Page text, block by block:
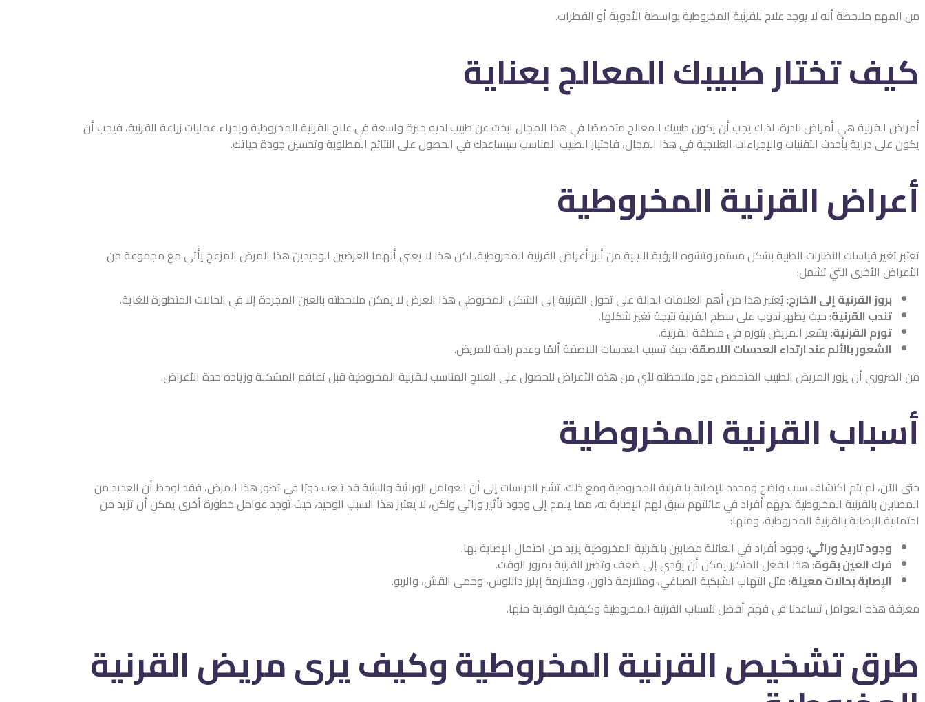
من المهم ملاحظة أنه لا يوجد علاج للقرنية المخروطية بواسطة الأدوية أو القطرات.
كيف تختار طبيبك المعالج بعناية
أمراض القرنية هي أمراض نادرة، لذلك يجب أن يكون طبيبك المعالج متخصصًا في هذا المجال ابحث عن طبيب لديه خبرة واسعة في علاج القرنية المخروطية وإجراء عمليات زراعة القرنية، فيجب أن
يكون على دراية بأحدث التقنيات والإجراءات العلاجية في هذا المجال، فاختيار الطبيب المناسب سيساعدك في الحصول على النتائج المطلوبة وتحسين جودة حياتك.
أعراض القرنية المخروطية
تعتبر تغير قياسات النظارات الطبية بشكل مستمر وتشوه الرؤية الليلية من أبرز أعراض القرنية المخروطية، لكن هذا لا يعني أنهما العرضين الوحيدين هذا المرض المزعج يأتي مع مجموعة من
الأعراض الأخرى التي تشمل:
بروز القرنية إلى الخارج: يُعتبر هذا من أهم العلامات الدالة على تحول القرنية إلى الشكل المخروطي هذا العرض لا يمكن ملاحظته بالعين المجردة إلا في الحالات المتطورة للغاية.
تندب القرنية: حيث يظهر ندوب على سطح القرنية نتيجة تغير شكلها.
تورم القرنية: يشعر المريض بتورم في منطقة القرنية.
الشعور بالألم عند ارتداء العدسات اللاصقة: حيث تسبب العدسات اللاصقة ألمًا وعدم راحة للمريض.
من الضروري أن يزور المريض الطبيب المتخصص فور ملاحظته لأي من هذه الأعراض للحصول على العلاج المناسب للقرنية المخروطية قبل تفاقم المشكلة وزيادة حدة الأعراض.
أسباب القرنية المخروطية
حتى الآن، لم يتم اكتشاف سبب واضح ومحدد للإصابة بالقرنية المخروطية ومع ذلك، تشير الدراسات إلى أن العوامل الوراثية والبيئية قد تلعب دورًا في تطور هذا المرض، فقد لوحظ أن العديد من
المصابين بالقرنية المخروطية لديهم أفراد في عائلتهم سبق لهم الإصابة به، مما يلمح إلى وجود تأثير وراثي ولكن، لا يعتبر هذا السبب الوحيد، حيث توجد عوامل خطورة أخرى يمكن أن تزيد من
احتمالية الإصابة بالقرنية المخروطية، ومنها:
وجود تاريخ وراثي: وجود أفراد في العائلة مصابين بالقرنية المخروطية يزيد من احتمال الإصابة بها.
فرك العين بقوة: هذا الفعل المتكرر يمكن أن يؤدي إلى ضعف وتضرر القرنية بمرور الوقت.
الإصابة بحالات معينة: مثل التهاب الشبكية الصباغي، ومتلازمة داون، ومتلازمة إيلرز دانلوس، وحمى القش، والربو.
معرفة هذه العوامل تساعدنا في فهم أفضل لأسباب القرنية المخروطية وكيفية الوقاية منها.
طرق تشخيص القرنية المخروطية وكيف يرى مريض القرنية